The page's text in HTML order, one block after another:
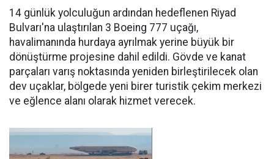
14 günlük yolculuğun ardından hedeflenen Riyad
Bulvarı'na ulaştırılan 3 Boeing 777 uçağı,
havalimanında hurdaya ayrılmak yerine büyük bir
dönüştürme projesine dahil edildi. Gövde ve kanat
parçaları varış noktasında yeniden birleştirilecek olan
dev uçaklar, bölgede yeni birer turistik çekim merkezi
ve eğlence alanı olarak hizmet verecek.